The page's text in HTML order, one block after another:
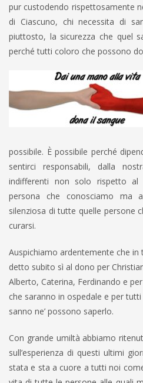
pur custodendo rispettosamente
di Ciascuno, chi necessita di
piuttosto, la sicurezza che quel
perché tutti coloro che possono
possibile. È possibile perché
sentirci responsabili, dalla
indifferenti non solo rispetto al
persona che conosciamo ma
silenziosa di tutte quelle persone
curarsi.
Auspichiamo ardentemente che
detto subito sì al dono per
Alberto, Caterina, Ferdinando e
che saranno in ospedale e per
sanno ne’ possono saperlo.
Con grande umiltà abbiamo
sull’esperienza di questi ultimi
stata e sta a cuore a tutti noi